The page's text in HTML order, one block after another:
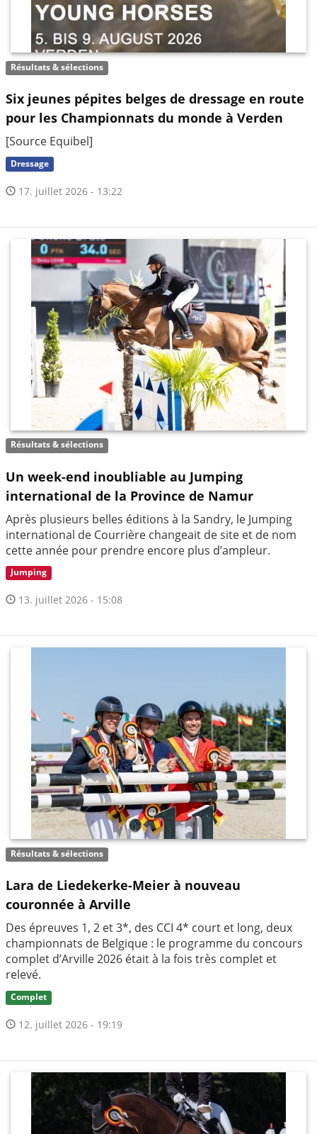
Résultats & sélections
Six jeunes pépites belges de dressage en route
pour les Championnats du monde à Verden
[Source Equibel]
Dressage
17. juillet 2026 - 13:22
Résultats & sélections
Un week-end inoubliable au Jumping
international de la Province de Namur
Après plusieurs belles éditions à la Sandry, le Jumping
international de Courrière changeait de site et de nom
cette année pour prendre encore plus d’ampleur.
Jumping
13. juillet 2026 - 15:08
Résultats & sélections
Lara de Liedekerke-Meier à nouveau
couronnée à Arville
Des épreuves 1, 2 et 3*, des CCI 4* court et long, deux
championnats de Belgique : le programme du concours
complet d’Arville 2026 était à la fois très complet et
relevé.
Complet
12. juillet 2026 - 19:19